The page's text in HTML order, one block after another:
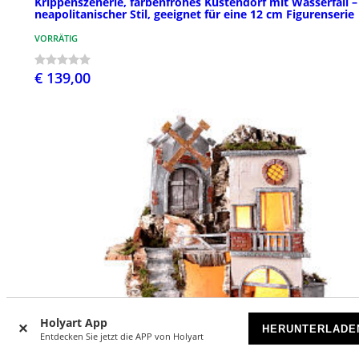
Holyart App
Entdecken Sie jetzt die APP von Holyart
neapolitanischer Stil, geeignet für eine 12 cm Figurenserie
VORRÄTIG
€ 139,00